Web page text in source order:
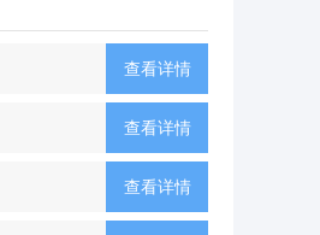
查看详情
查看详情
查看详情